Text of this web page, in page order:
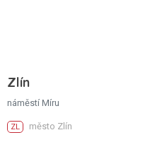
Zlín
náměstí Míru
ZL město Zlín